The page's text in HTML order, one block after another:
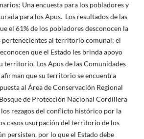
Una encuesta para los pobladores y
para los Apus. Los resultados de las
el 61% de los pobladores desconocen la
pertenecientes al territorio comunal; el
que el Estado les brinda apoyo
territorio. Los Apus de las Comunidades
afirman que su territorio se encuentra
al Área de Conservación Regional
de Protección Nacional Cordillera
los rezagos del conflicto histórico por la
casos usurpación del territorio de los
persisten, por lo que el Estado debe